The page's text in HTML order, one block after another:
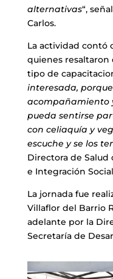
alternativas“,
Carlos.
La actividad contó
quienes resaltaron
tipo de
interesada,
acompañamiento
pueda sentirse
con celiaquía y
escuche y se los
Directora de Salud
e Integración
La jornada fue
Villaflor del Barrio
adelante por la
Secretaría de